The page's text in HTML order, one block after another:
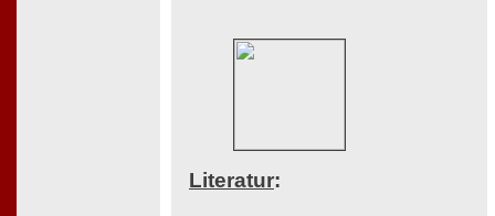
Literatur: